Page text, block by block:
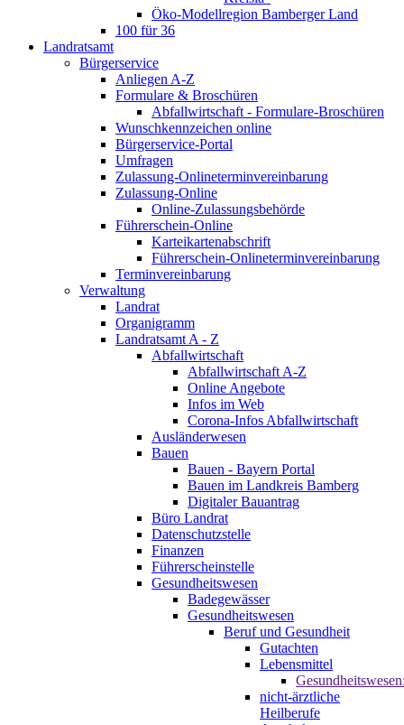
Öko-Modellregion Bamberger Land
100 für 36
Landratsamt
Bürgerservice
Anliegen A-Z
Formulare & Broschüren
Abfallwirtschaft - Formulare-Broschüren
Wunschkennzeichen online
Bürgerservice-Portal
Umfragen
Zulassung-Onlineterminvereinbarung
Zulassung-Online
Online-Zulassungsbehörde
Führerschein-Online
Karteikartenabschrift
Führerschein-Onlineterminvereinbarung
Terminvereinbarung
Verwaltung
Landrat
Organigramm
Landratsamt A - Z
Abfallwirtschaft
Abfallwirtschaft A-Z
Online Angebote
Infos im Web
Corona-Infos Abfallwirtschaft
Ausländerwesen
Bauen
Bauen - Bayern Portal
Bauen im Landkreis Bamberg
Digitaler Bauantrag
Büro Landrat
Datenschutzstelle
Finanzen
Führerscheinstelle
Gesundheitswesen
Badegewässer
Gesundheitswesen
Beruf und Gesundheit
Gutachten
Lebensmittel
nicht-ärztliche
Heilberufe